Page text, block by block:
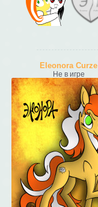
Eleonora Curze
Не в игре